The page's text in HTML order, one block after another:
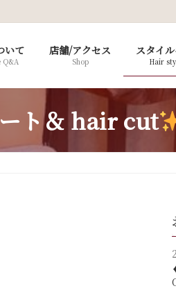
いて
Q&A
店舗/アクセス
Shop
スタイ
Hair
ト＆ hair cut